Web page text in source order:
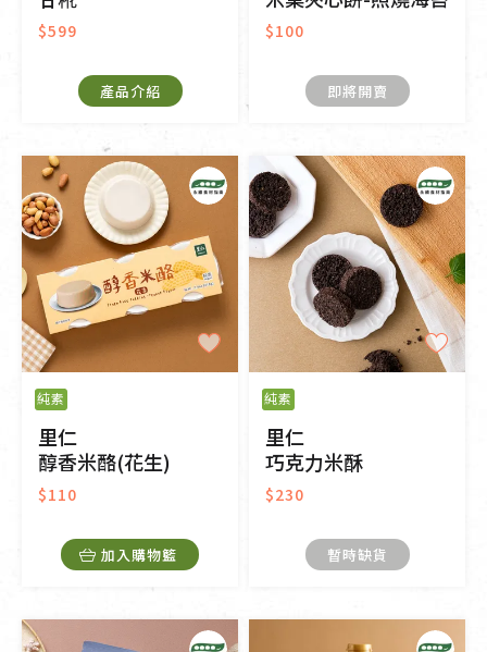
$599
產品介紹
$100
即將開賣
純素
里仁
醇香米酪(花生)
$110
加入購物籃
純素
里仁
巧克力米酥
$230
暫時缺貨